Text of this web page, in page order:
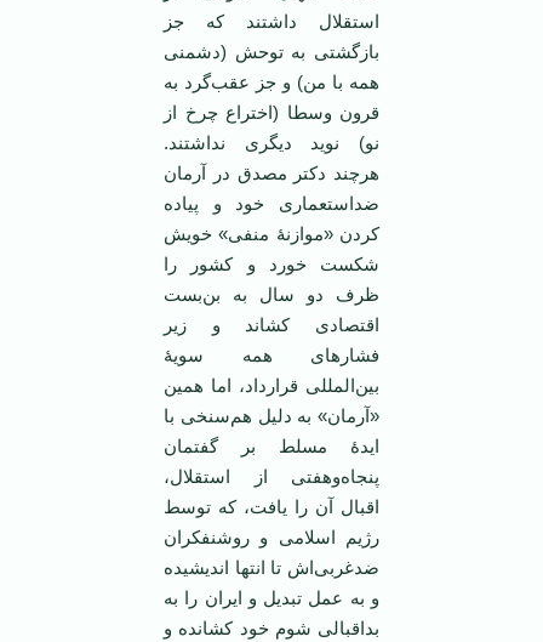
استقلال داشتند که جز
بازگشتی به توحش (دشمنی
همه با من) و جز عقب‌گرد به
قرون وسطا (اختراع چرخ از
نو) نوید دیگری نداشتند.
هرچند دکتر مصدق در آرمان
ضداستعماری خود و پیاده
کردن «موازنۀ منفی» خویش
شکست خورد و کشور را
ظرف دو سال به بن‌بست
اقتصادی کشاند و زیر
فشارهای همه سویۀ
بین‌المللی قرارداد، اما همین
«آرمان» به دلیل هم‌سنخی با
ایدۀ مسلط بر گفتمان
پنجاه‌وهفتی از استقلال،
اقبال آن را یافت، که توسط
رژیم اسلامی و روشنفکران
ضدغربی‌اش تا انتها اندیشیده
و به عمل تبدیل و ایران را به
بداقبالی شوم خود کشانده و